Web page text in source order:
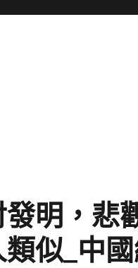
發明，悲
似_中國